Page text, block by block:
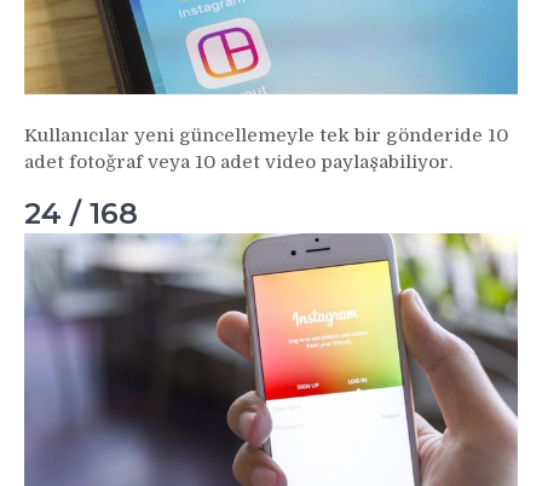
Kullanıcılar yeni güncellemeyle tek bir gönderide 10
adet fotoğraf veya 10 adet video paylaşabiliyor.
24 / 168